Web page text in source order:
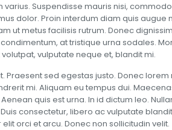
Suspendisse mauris nisi,
dolor. Proin interdum diam quis augue
ut metus facilisis rutrum. Donec
at tristique urna sodales.
vulputate neque et, blandit mi.
Praesent sed egestas justo. Donec lorem
mi. Aliquam eu tempus dui.
quis est urna. In id dictum leo.
consectetur, libero ac vulputate
orci et arcu. Donec non sollicitudin velit.